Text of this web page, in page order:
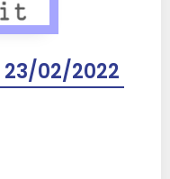
02/2022